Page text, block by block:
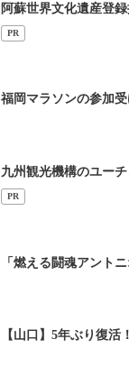
阿蘇世界文化遺産登
PR
福岡マラソンの参加
九州観光機構のユー
PR
「燃える闘魂アント
【山口】5年ぶり復